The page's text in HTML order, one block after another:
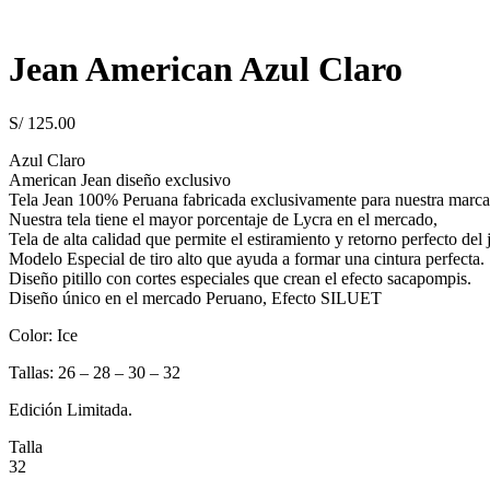
Jean American Azul Claro
S/125.00
Azul Claro
American Jean diseño exclusivo
Tela Jean 100% Peruana fabricada exclusivamente para nuestra
Nuestra tela tiene el mayor porcentaje de Lycra en el mercado,
Tela de alta calidad que permite el estiramiento y retorno perfecto del
Modelo Especial de tiro alto que ayuda a formar una cintura perfecta.
Diseño pitillo con cortes especiales que crean el efecto sacapompis.
Diseño único en el mercado Peruano, Efecto SILUET
Color: Ice
Tallas: 26 – 28 – 30 – 32
Edición Limitada.
Talla
32